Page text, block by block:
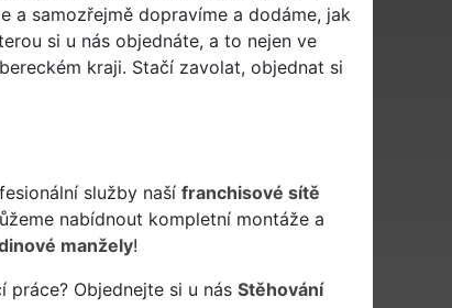
a samozřejmě dopravíme a dodáme, jak
si u nás objednáte, a to nejen ve
kraji. Stačí zavolat, objednat si
služby naší franchisové sítě
nabídnout kompletní montáže a
manžely!
Objednejte si u nás Stěhování